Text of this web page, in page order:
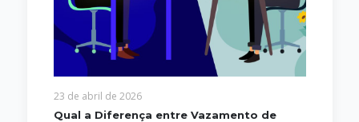
23 de abril de 2026
Qual a Diferença entre Vazamento de